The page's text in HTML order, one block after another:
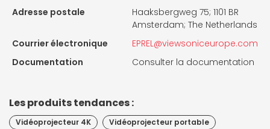
Adresse postale
Haaksbergweg 75; 1101 BR
Amsterdam; The Netherlands
Courrier électronique
EPREL@viewsoniceurope.com
Documentation
Consulter la documentation
Les produits tendances :
Vidéoprojecteur 4K
Vidéoprojecteur portable